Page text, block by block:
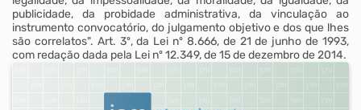
publicidade, da probidade administrativa, da vinculação ao
instrumento convocatório, do julgamento objetivo e dos que lhes
são correlatos". Art. 3º, da Lei nº 8.666, de 21 de junho de 1993,
com redação dada pela Lei nº 12.349, de 15 de dezembro de 2014.